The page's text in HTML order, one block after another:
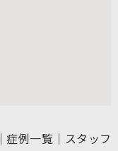
｜症例一覧 ｜ スタッフ